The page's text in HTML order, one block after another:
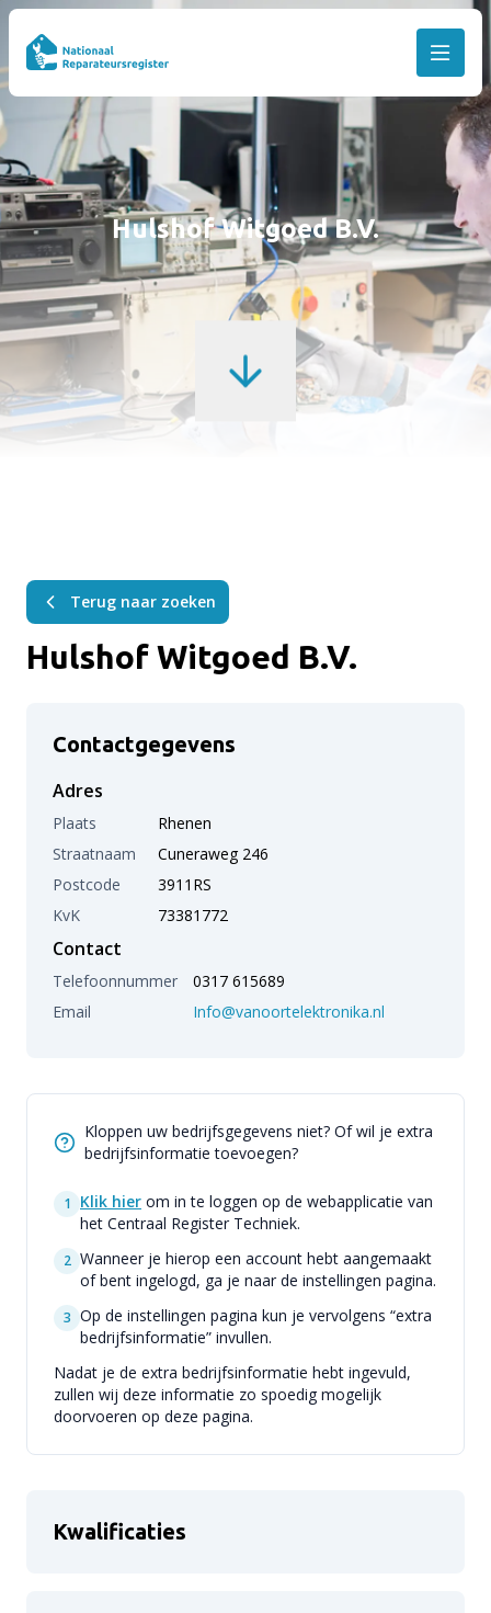
Hulshof Witgoed B.V.
Terug naar zoeken
Hulshof Witgoed B.V.
Contactgegevens
Adres
Plaats
Rhenen
Straatnaam
Cuneraweg 246
Postcode
3911RS
KvK
73381772
Contact
Telefoonnummer
0317 615689
Email
Info@vanoortelektronika.nl
Kloppen uw bedrijfsgegevens niet? Of wil je extra
bedrijfsinformatie toevoegen?
1 Klik hier om in te loggen op de webapplicatie van
het Centraal Register Techniek.
2 Wanneer je hierop een account hebt aangemaakt
of bent ingelogd, ga je naar de instellingen pagina.
3 Op de instellingen pagina kun je vervolgens “extra
bedrijfsinformatie” invullen.
Nadat je de extra bedrijfsinformatie hebt ingevuld,
zullen wij deze informatie zo spoedig mogelijk
doorvoeren op deze pagina.
Kwalificaties